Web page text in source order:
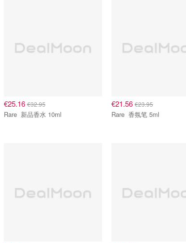
€25.16€32.95
Rare 新品香水 10ml
€21.56 €23.95
Rare 香氛笔 5ml